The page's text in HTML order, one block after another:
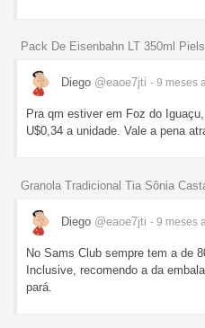
Pack De Eisenbahn LT 350ml
Diego @eaoe7jti - 9 meses
Pra qm estiver em Foz do
U$0,34 a unidade. Vale a pena
Granola Tradicional Tia Sônia
Diego @eaoe7jti - 9 meses
No Sams Club sempre tem a de
Inclusive, recomendo a da
pará.